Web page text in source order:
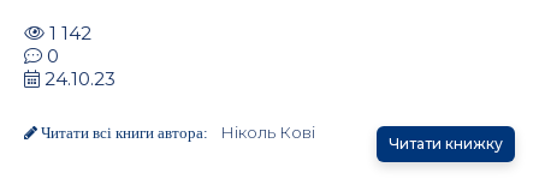
1 142
0
24.10.23
Читати всі книги автора: Ніколь Кові
Читати книжку